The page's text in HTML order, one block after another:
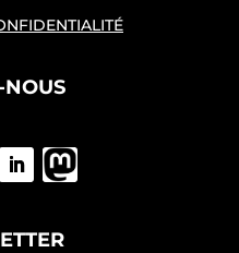
NOUS